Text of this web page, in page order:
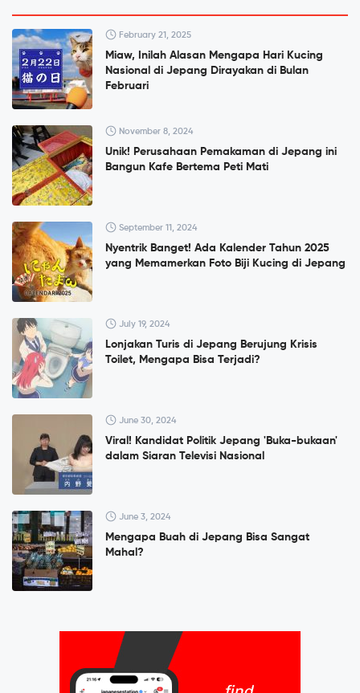
February 21, 2025
Miaw, Inilah Alasan Mengapa Hari Kucing
Nasional di Jepang Dirayakan di Bulan
Februari
November 8, 2024
Unik! Perusahaan Pemakaman di Jepang ini
Bangun Kafe Bertema Peti Mati
September 11, 2024
Nyentrik Banget! Ada Kalender Tahun 2025
yang Memamerkan Foto Biji Kucing di Jepang
July 19, 2024
Lonjakan Turis di Jepang Berujung Krisis
Toilet, Mengapa Bisa Terjadi?
June 30, 2024
Viral! Kandidat Politik Jepang 'Buka-bukaan'
dalam Siaran Televisi Nasional
June 3, 2024
Mengapa Buah di Jepang Bisa Sangat
Mahal?